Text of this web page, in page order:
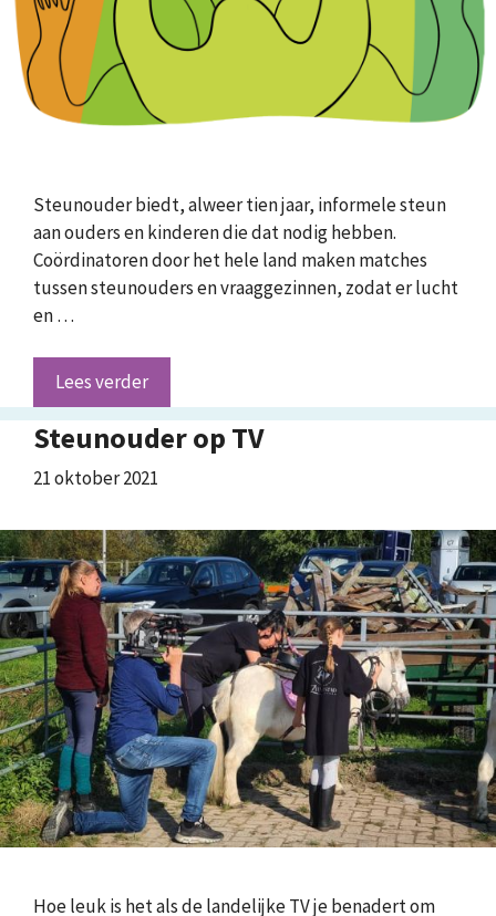
Steunouder biedt, alweer tien jaar, informele steun
aan ouders en kinderen die dat nodig hebben.
Coördinatoren door het hele land maken matches
tussen steunouders en vraaggezinnen, zodat er lucht
en …
Lees verder
Steunouder op TV
21 oktober 2021
Hoe leuk is het als de landelijke TV je benadert om